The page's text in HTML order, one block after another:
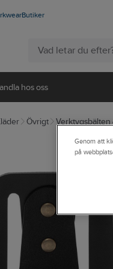
Butiker
hos oss
Övrigt Verktygsbälten
Genom att
på